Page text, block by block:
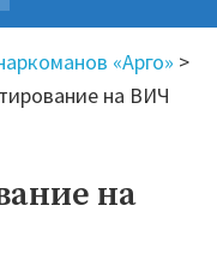
«Арго» >
на ВИЧ
на